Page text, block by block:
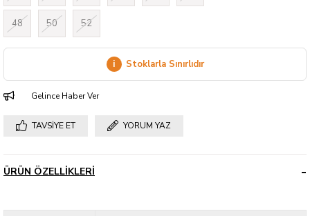
48 50 52
i Stoklarla Sınırlıdır
Gelince Haber Ver
TAVSIYE ET YORUM YAZ
ÜRÜN ÖZELLIKLERI